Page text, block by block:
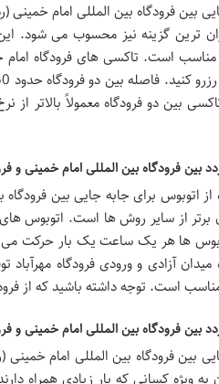
بین فرودگاه بین المللی امام
ترین گزینه نیز محسوب می شود. این
است. تاکسی های فرودگاه امام
بین دو فرودگاه معمولاً بالاتر
بین فرودگاه بین المللی امام خمینی و
از اتوبوس برای جابه جایی بین
ها هر یک ساعت یک بار حرکت می
میدان آزادی و ورودی فرودگاه
است. توجه داشته باشید که از
بین فرودگاه بین المللی امام خمینی و
بین فرودگاه بین المللی امام